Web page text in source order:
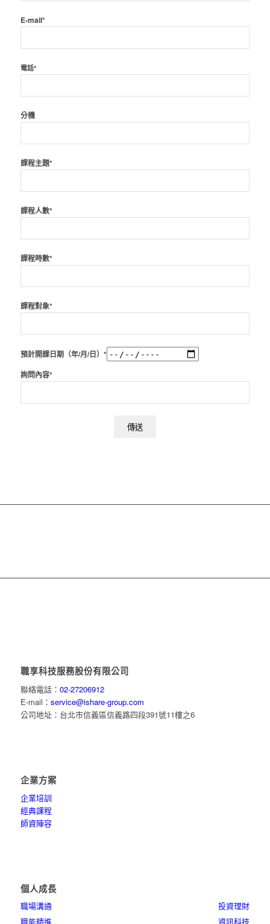
E-mail*
電話*
分機
課程主題*
課程人數*
課程時數*
課程對象*
預計開課日期（年/月/日）*
詢問內容*
職享科技服務股份有限公司
聯絡電話： 02-27206912
E-mail： service@ishare-group.com
公司地址：台北市信義區信義路四段391號11樓之6
企業方案
企業培訓
經典課程
師資陣容
個人成長
職場溝通
職能精進
投資理財
資訊科技